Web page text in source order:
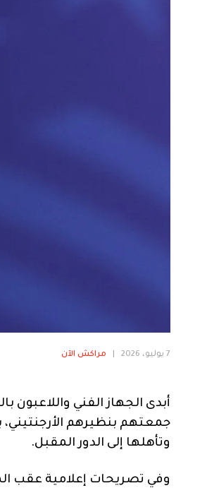
7 يوليو، 2026 مراكش الآن
أبدى الجهاز الفني واللاعبون
وتأهلها إلى الدور المقبل.
وفي تصريحات إعلامية عقب